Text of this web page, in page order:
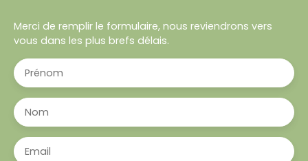
Merci de remplir le formulaire, nous reviendrons vers
vous dans les plus brefs délais.
Prénom
Nom
Email